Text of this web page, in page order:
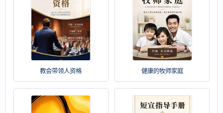
教会带领人资格 健康的牧师家庭